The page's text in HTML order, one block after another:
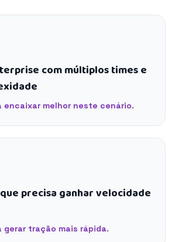
com múltiplos times e
encaixar melhor neste cenário.
precisa ganhar velocidade
gerar tração mais rápida.